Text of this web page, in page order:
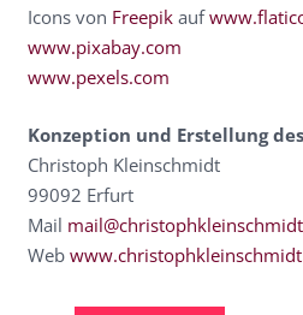
Icons von Freepikauf
www.pixabay.com
www.pexels.com
Konzeption und Erstellung
Christoph Kleinschmidt
99092 Erfurt
Mail
Web